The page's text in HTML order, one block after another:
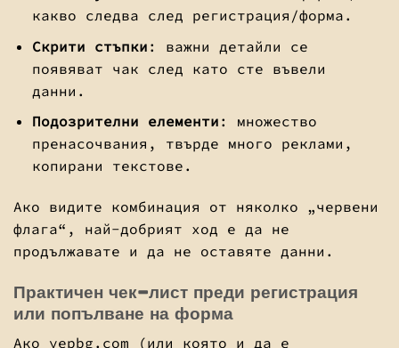
какво следва след регистрация/форма.
Скрити стъпки : важни детайли се
появяват чак след като сте въвели
данни.
Подозрителни елементи : множество
пренасочвания, твърде много реклами,
копирани текстове.
Ако видите комбинация от няколко „червени
флага“, най-добрият ход е да не
продължавате и да не оставяте данни.
Практичен чек-лист преди регистрация
или попълване на форма
Ако yepbg.com (или която и да е